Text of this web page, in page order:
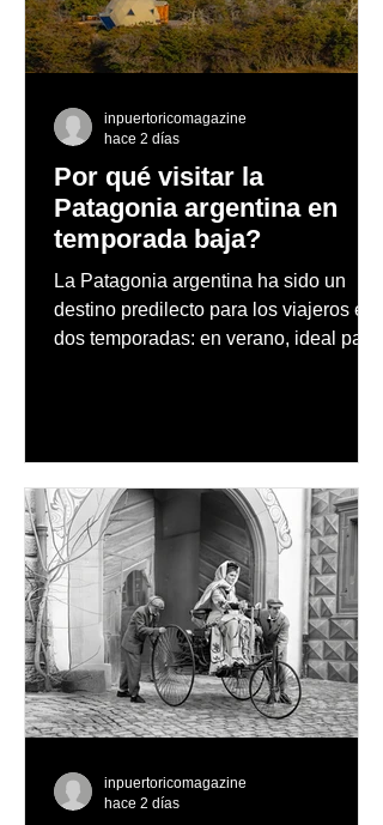
dentro y fuera de PR
Por qué visitar la
Patagonia argentina en
temporada baja?
La Patagonia argentina ha sido un
destino predilecto para los viajeros en
dos temporadas: en verano, ideal para
nevados en las montañas
inpuertoricomagazine
hace 2 días
inpuertoricomagazine
hace 2 días